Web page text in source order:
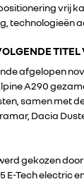
vrij
technologieën
TITEL
afgelopen
A290
samen met
Dacia
gekozen
E-Tech electric